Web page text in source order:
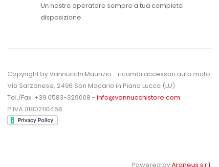
Un nostro operatore sempre a tua completa
disposizione
Copyright by Vannucchi Maurizio - ricambi accessori auto moto
Via Sarzanese, 2496 San Macario in Piano Lucca (LU)
Tel./Fax. +39 0583-329008 - info@vannucchistore.com
P.IVA 01802110468
Powered byAraneus s.r.l.